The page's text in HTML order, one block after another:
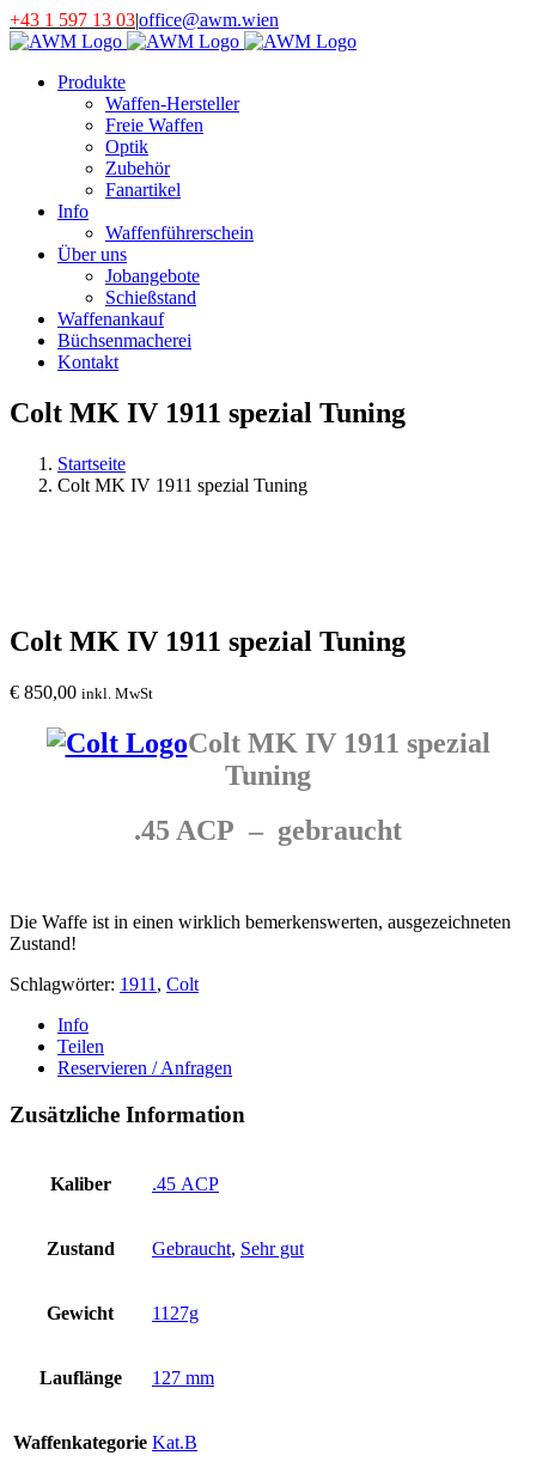
Skip
to
+43 1 597 13 03|office@awm.wien
Produkte
Waffen-Hersteller
Freie Waffen
Optik
Zubehör
Fanartikel
Info
Waffenführerschein
Über uns
Jobangebote
Schießstand
Waffenankauf
Büchsenmacherei
Kontakt
Colt MK IV 1911 spezial Tuning
Startseite
Colt MK IV 1911 spezial Tuning
Colt MK IV 1911 spezial Tuning
€ 850,00 inkl. MwSt
Colt MK IV 1911 spezial
Tuning
.45 ACP – gebraucht
Die Waffe ist in einen wirklich bemerkenswerten, ausgezeichneten
Zustand!
Schlagwörter: 1911 , Colt
Info
Teilen
Reservieren / Anfragen
Zusätzliche Information
Kaliber .45 ACP
Zustand Gebraucht, Sehr gut
Gewicht 1127g
Lauflänge 127 mm
Waffenkategorie Kat.B